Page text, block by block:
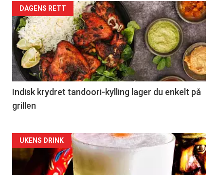
DAGENS RETT
Indisk krydret tandoori-kylling lager du enkelt på
grillen
Forsiden
akkurat
UKENS DRINK